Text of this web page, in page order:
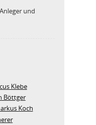
und
Klebe
Böttger
Koch